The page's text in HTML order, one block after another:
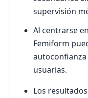
supervisión
Al centrarse
Femiform
usuarias.
Los